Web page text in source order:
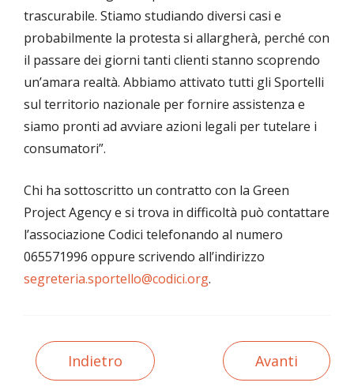
trascurabile. Stiamo studiando diversi casi e
probabilmente la protesta si allargherà, perché con
il passare dei giorni tanti clienti stanno scoprendo
un’amara realtà. Abbiamo attivato tutti gli Sportelli
sul territorio nazionale per fornire assistenza e
siamo pronti ad avviare azioni legali per tutelare i
consumatori”.
Chi ha sottoscritto un contratto con la Green
Project Agency e si trova in difficoltà può contattare
l’associazione Codici telefonando al numero
065571996 oppure scrivendo all’indirizzo
segreteria.sportello@codici.org.
Indietro Avanti